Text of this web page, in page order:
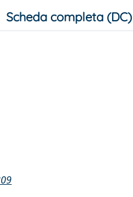
Scheda completa (DC)